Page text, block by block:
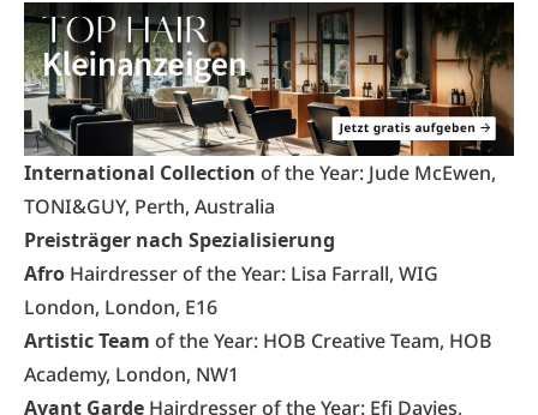
International Collection of the Year: Jude McEwen,
TONI&GUY, Perth, Australia
Preisträger nach Spezialisierung
Afro Hairdresser of the Year: Lisa Farrall, WIG
London, London, E16
Artistic Team of the Year: HOB Creative Team, HOB
Academy, London, NW1
Avant Garde Hairdresser of the Year: Efi Davies,